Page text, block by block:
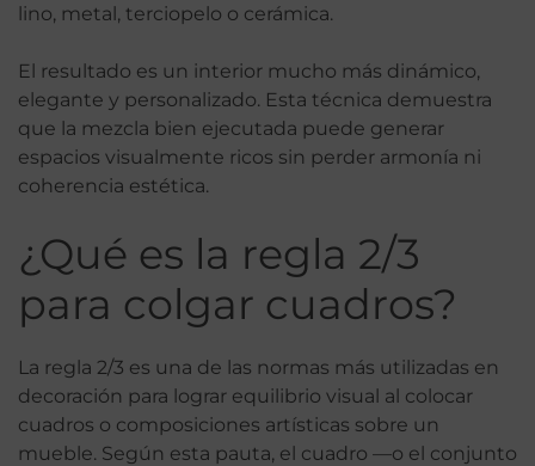
lino, metal, terciopelo o cerámica.
El resultado es un interior mucho más dinámico,
elegante y personalizado. Esta técnica demuestra
que la mezcla bien ejecutada puede generar
espacios visualmente ricos sin perder armonía ni
coherencia estética.
¿Qué es la regla 2/3
para colgar cuadros?
La regla 2/3 es una de las normas más utilizadas en
decoración para lograr equilibrio visual al colocar
cuadros o composiciones artísticas sobre un
mueble. Según esta pauta, el cuadro —o el conjunto